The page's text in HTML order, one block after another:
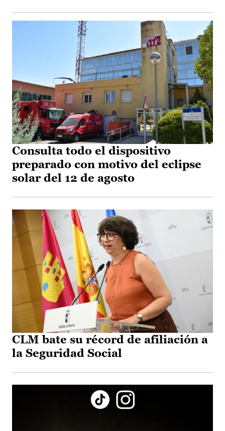
Consulta todo el dispositivo
preparado con motivo del eclipse
solar del 12 de agosto
CLM bate su récord de afiliación a
la Seguridad Social